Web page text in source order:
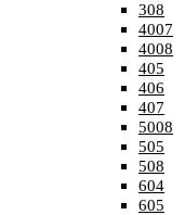
308
4007
4008
405
406
407
5008
505
508
604
605